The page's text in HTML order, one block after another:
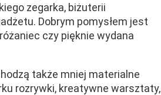
zegarka, biżuterii
Dobrym pomysłem jest
czy pięknie wydana
także mniej materialne
rozrywki, kreatywne warsztaty,